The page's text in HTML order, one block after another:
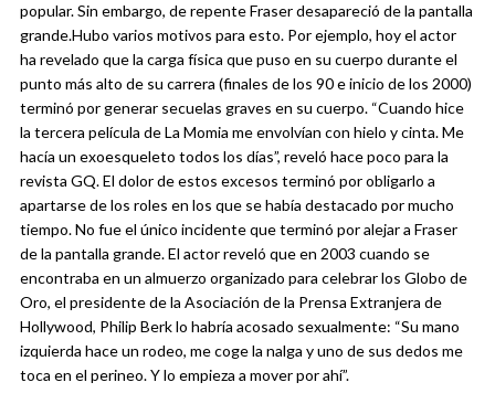
popular.Sin embargo, de repente Fraser desapareció de la pantalla
grande.Hubo varios motivos para esto. Por ejemplo, hoy el actor
ha revelado que la carga física que puso en su cuerpo durante el
punto más alto de su carrera (finales de los 90 e inicio de los 2000)
terminó por generar secuelas graves en su cuerpo. “Cuando hice
la tercera película de La Momia me envolvían con hielo y cinta. Me
hacía un exoesqueleto todos los días”, reveló hace poco para la
revista GQ. El dolor de estos excesos terminó por obligarlo a
apartarse de los roles en los que se había destacado por mucho
tiempo.No fue el único incidente que terminó por alejar a Fraser
de la pantalla grande. El actor reveló que en 2003 cuando se
encontraba en un almuerzo organizado para celebrar los Globo de
Oro, el presidente de la Asociación de la Prensa Extranjera de
Hollywood, Philip Berk lo habría acosado sexualmente: “Su mano
izquierda hace un rodeo, me coge la nalga y uno de sus dedos me
toca en el perineo. Y lo empieza a mover por ahí”.